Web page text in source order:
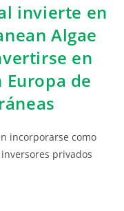
invierte en
Algae
en
de
incorporarse como
privados